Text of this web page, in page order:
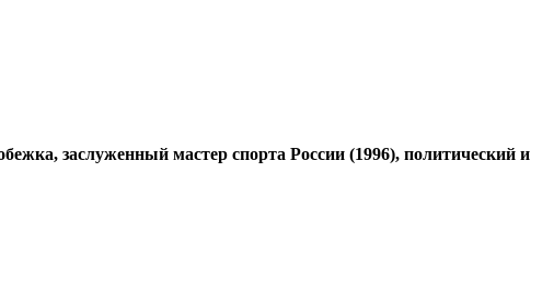
заслуженный мастер спорта России (1996), политический и